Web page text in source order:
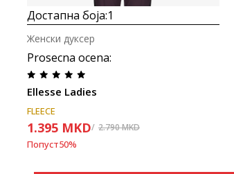
Достапна боја:1
Prosecna ocena:
Ellesse Ladies
Женски дуксер
FLEECE
1.395 MKD 2.790MKD
Попуст50%